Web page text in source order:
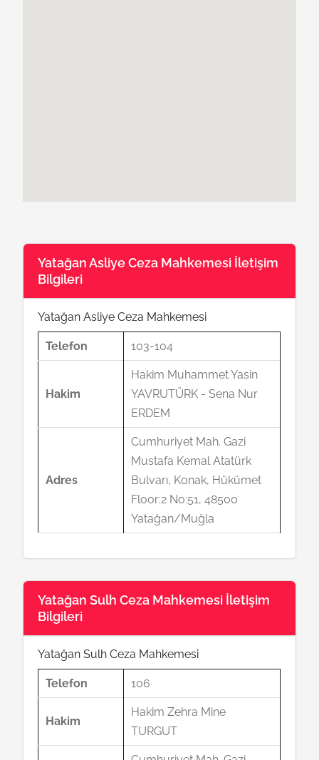
Yatağan Asliye Ceza Mahkemesi İletişim
Bilgileri
Yatağan Asliye Ceza Mahkemesi
Telefon 103-104
Hakim
Hakim Muhammet Yasin
YAVRUTÜRK - Sena Nur
ERDEM
Adres
Cumhuriyet Mah. Gazi
Mustafa Kemal Atatürk
Bulvarı, Konak, Hükümet
Floor:2 No:51, 48500
Yatağan/Muğla
Yatağan Sulh Ceza Mahkemesi İletişim
Bilgileri
Yatağan Sulh Ceza Mahkemesi
Telefon 106
Hakim
Hakim Zehra Mine
TURGUT